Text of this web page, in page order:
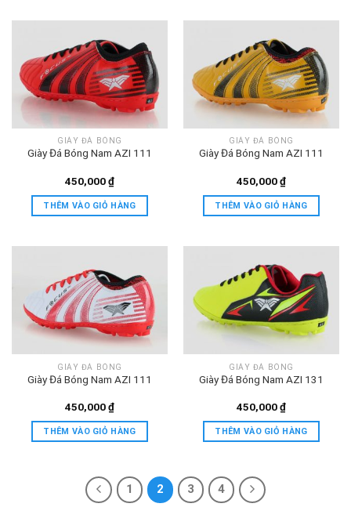
GIÀY ĐÁ BÓNG
Giày Đá Bóng Nam AZI 111
450,000₫
THÊM VÀO GIỎ HÀNG
GIÀY ĐÁ BÓNG
Giày Đá Bóng Nam AZI 111
450,000₫
THÊM VÀO GIỎ HÀNG
GIÀY ĐÁ BÓNG
Giày Đá Bóng Nam AZI 111
450,000₫
THÊM VÀO GIỎ HÀNG
GIÀY ĐÁ BÓNG
Giày Đá Bóng Nam AZI 131
450,000₫
THÊM VÀO GIỎ HÀNG
1 2 3 4